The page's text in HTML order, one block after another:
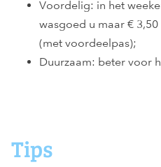
Voordelig: in het
wasgoed u maar € 3,50
(met voordeelpas);
Duurzaam: beter voor
Tips